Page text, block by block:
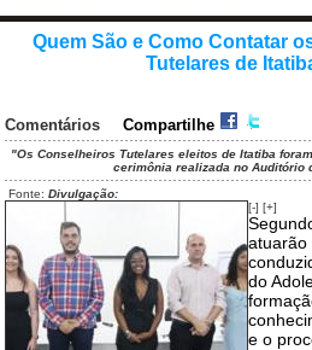
Quem São e Como Contatar
Tutelares de
Comentários Compartilhe
"Os Conselheiros Tutelares eleitos de Itatiba
cerimônia realizada no Auditório
Fonte: Divulgação:
[-] [+]
atuarão
do
e o